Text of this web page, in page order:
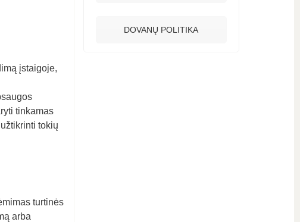
įstaigoje,
tinkamas
tokių
turtinės
arba
DOVANŲ POLITIKA